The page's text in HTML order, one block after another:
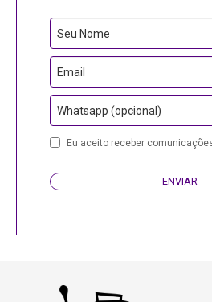
Seu Nome
Email
Whatsapp (opcional)
Eu aceito receber
ENVIAR